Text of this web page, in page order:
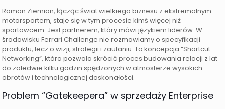
Roman Ziemian, łącząc świat wielkiego biznesu z ekstremalnym
motorsportem, staje się w tym procesie kimś więcej niż
sportowcem. Jest partnerem, który mówi językiem liderów. W
środowisku Ferrari Challenge nie rozmawiamy o specyfikacji
produktu, lecz o wizji, strategii i zaufaniu. To koncepcja “Shortcut
Networking”, która pozwala skrócić proces budowania relacji z lat
do zaledwie kilku godzin spędzonych w atmosferze wysokich
obrotów i technologicznej doskonałości.
Problem “Gatekeepera” w sprzedaży Enterprise